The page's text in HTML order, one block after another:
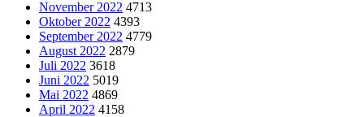
November 2022 4713
Oktober 2022 4393
September 2022 4779
August 2022 2879
Juli 2022 3618
Juni 2022 5019
Mai 2022 4869
April 2022 4158